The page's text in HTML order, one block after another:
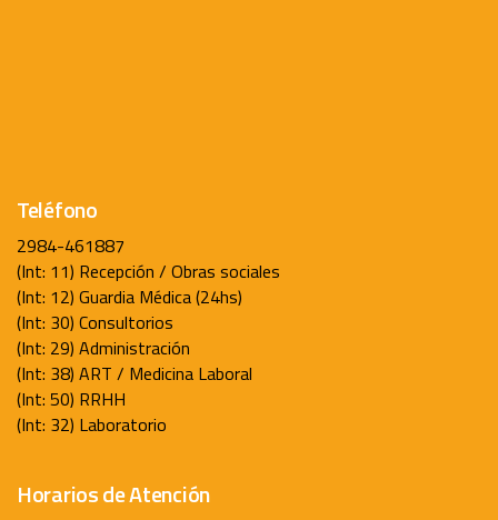
Teléfono
2984-461887
(Int: 11) Recepción / Obras sociales
(Int: 12) Guardia Médica (24hs)
(Int: 30) Consultorios
(Int: 29) Administración
(Int: 38) ART / Medicina Laboral
(Int: 50) RRHH
(Int: 32) Laboratorio
Horarios de Atención